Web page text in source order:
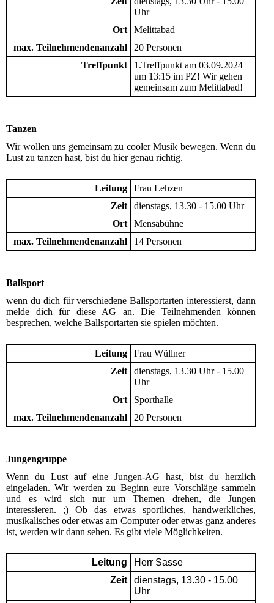
Uhr
Ort
Melittabad
max. Teilnehmendenanzahl
20 Personen
Treffpunkt
1.Treffpunkt am 03.09.2024
um 13:15 im PZ! Wir gehen
gemeinsam zum Melittabad!
Tanzen
Wir wollen uns gemeinsam zu cooler Musik bewegen. Wenn du
Lust zu tanzen hast, bist du hier genau richtig.
Leitung
Frau Lehzen
Zeit
dienstags, 13.30 - 15.00 Uhr
Ort
Mensabühne
max. Teilnehmendenanzahl
14 Personen
Ballsport
wenn du dich für verschiedene Ballsportarten interessierst, dann
melde dich für diese AG an. Die Teilnehmenden können
besprechen, welche Ballsportarten sie spielen möchten.
Leitung
Frau Wüllner
Zeit
dienstags, 13.30 Uhr - 15.00
Uhr
Ort
Sporthalle
max. Teilnehmendenanzahl
20 Personen
Jungengruppe
Wenn du Lust auf eine Jungen-AG hast, bist du herzlich
eingeladen. Wir werden zu Beginn eure Vorschläge sammeln
und es wird sich nur um Themen drehen, die Jungen
interessieren. ;) Ob das etwas sportliches, handwerkliches,
musikalisches oder etwas am Computer oder etwas ganz anderes
ist, werden wir dann sehen. Es gibt viele Möglichkeiten.
Leitung
Herr Sasse
Zeit
dienstags, 13.30 - 15.00
Uhr